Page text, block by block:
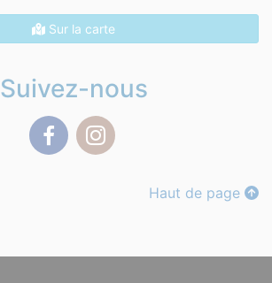
Sur la carte
Suivez-nous
Haut de page